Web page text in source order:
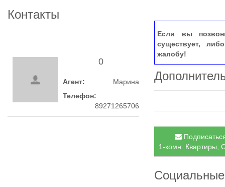
Контакты
0
Агент:
Марина
Телефон:
89271265706
Если вы
существует,
жалобу!
1-комн. Квартиры,